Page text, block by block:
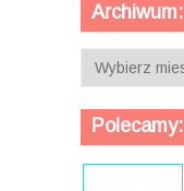
Archiwum:
Archiwum:
Polecamy: